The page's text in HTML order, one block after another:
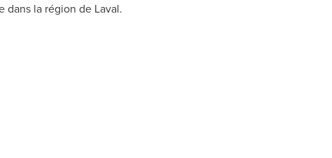
dans la région de Laval.